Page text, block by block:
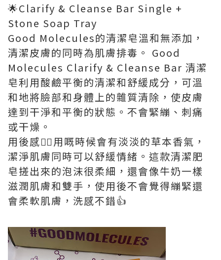
🌟Clarify & Cleanse Bar Single +
Stone Soap Tray
Good Molecules的清潔皂溫和無添加，
清潔皮膚的同時為肌膚排毒。 Good
Molecules Clarify & Cleanse Bar 清潔
皂利用酸鹼平衡的清潔和舒緩成分，可溫
和地將臉部和身體上的雜質清除，使皮膚
達到干淨和平衡的狀態。不會緊繃、刺痛
或干燥。
用後感👉🏻用嘅時候會有淡淡的草本香氣，
潔淨肌膚同時可以舒緩情緒。這款清潔肥
皂搓出來的泡沫很柔細，還會像牛奶一樣
滋潤肌膚和雙手，使用後不會覺得繃緊還
會柔軟肌膚，洗感不錯👍